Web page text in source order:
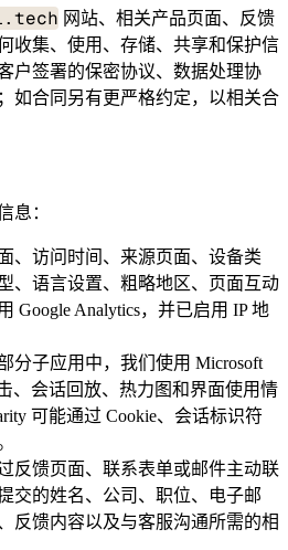
网站、相关产品页面、反馈
收集、使用、存储、共享和保护信
户签署的保密协议、数据处理协
如合同另有更严格约定，以相关合
息：
、访问时间、来源页面、设备类
、语言设置、粗略地区、页面互动
Google Analytics，并已启用 IP 地
分子应用中，我们使用 Microsoft
、会话回放、热力图和界面使用情
可能通过 Cookie、会话标识符
反馈页面、联系表单或邮件主动联
交的姓名、公司、职位、电子邮
反馈内容以及与客服沟通所需的相